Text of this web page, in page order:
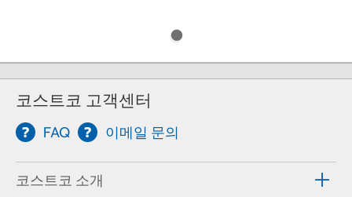
코스트코 고객센터
FAQ 이메일 문의
코스트코 소개